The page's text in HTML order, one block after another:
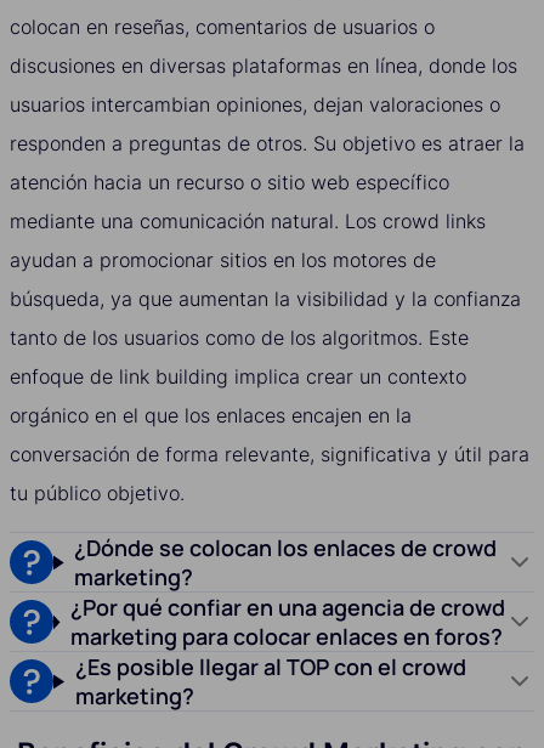
colocan en reseñas, comentarios de usuarios o
discusiones en diversas plataformas en línea, donde los
usuarios intercambian opiniones, dejan valoraciones o
responden a preguntas de otros. Su objetivo es atraer la
atención hacia un recurso o sitio web específico
mediante una comunicación natural. Los crowd links
ayudan a promocionar sitios en los motores de
búsqueda, ya que aumentan la visibilidad y la confianza
tanto de los usuarios como de los algoritmos. Este
enfoque de link building implica crear un contexto
orgánico en el que los enlaces encajen en la
conversación de forma relevante, significativa y útil para
tu público objetivo.
¿Dónde se colocan los enlaces de crowd
marketing?
¿Por qué confiar en una agencia de crowd
marketing para colocar enlaces en foros?
¿Es posible llegar al TOP con el crowd
marketing?